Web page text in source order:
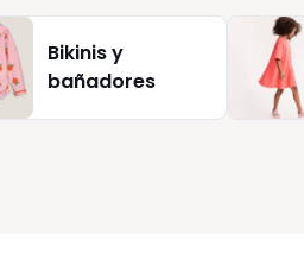
Bikinis y
bañadores